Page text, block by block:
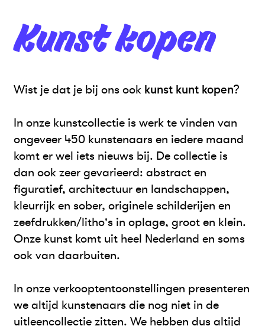
Kunst kopen
Wist je dat je bij ons ook kunst kunt kopen?
In onze kunstcollectie is werk te vinden van
ongeveer 450 kunstenaars en iedere maand
komt er wel iets nieuws bij. De collectie is
dan ook zeer gevarieerd: abstract en
figuratief, architectuur en landschappen,
kleurrijk en sober, originele schilderijen en
zeefdrukken/litho's in oplage, groot en klein.
Onze kunst komt uit heel Nederland en soms
ook van daarbuiten.
In onze verkooptentoonstellingen presenteren
we altijd kunstenaars die nog niet in de
uitleencollectie zitten. We hebben dus altijd